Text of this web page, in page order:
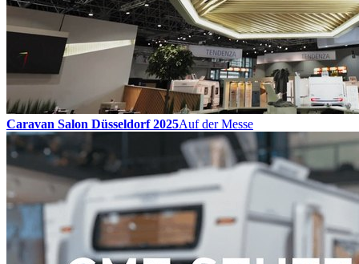
Caravan Salon Düsseldorf 2025Auf der Messe